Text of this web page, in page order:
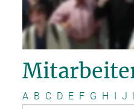
A B C D E F G H I J